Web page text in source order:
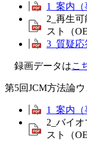
1_案内（
2_再生
スト（
3_質疑応
録画データはこ
第5回JCM方法論ウ
1_案内（
2_バイ
スト（